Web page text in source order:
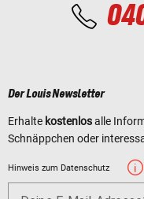
Der Louis Newsletter
Erhalte kostenlosalle
Schnäppchen oder
Hinweis zum Datenschutz